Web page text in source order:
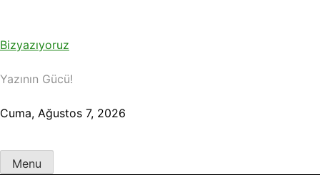
content
Bizyazıyoruz
Yazının Gücü!
Cuma, Ağustos 7, 2026
Menu